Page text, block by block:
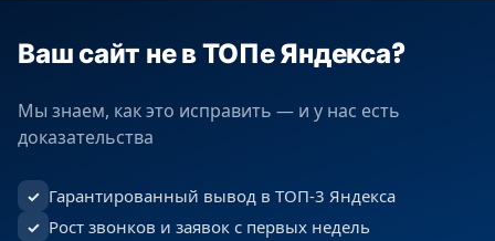
Ваш сайт не в ТОПе Яндекса?
Мы знаем, как это исправить — и у нас есть
доказательства
✓ Гарантированный вывод в ТОП-3 Яндекса
✓ Рост звонков и заявок с первых недель